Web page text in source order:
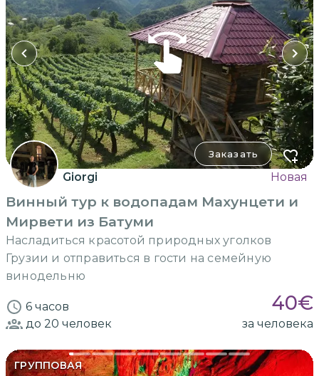
Заказать
Giorgi Новая
Винный тур к водопадам Махунцети и
Мирвети из Батуми
Насладиться красотой природных уголков
Грузии и отправиться в гости на семейную
винодельню
6 часов 40€
до 20 человек за человека
ГРУППОВАЯ